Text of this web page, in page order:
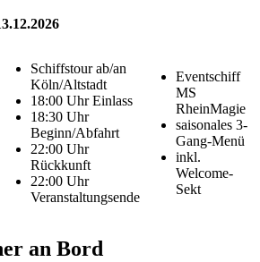
Schiffstour ab/an
Köln/Altstadt
18:00 Uhr Einlass
18:30 Uhr
Beginn/Abfahrt
22:00 Uhr
Rückkunft
22:00 Uhr
Veranstaltungsende
Eventschiff
MS
RheinMagie
saisonales 3-
Gang-Menü
inkl.
Welcome-
Sekt
an Bord